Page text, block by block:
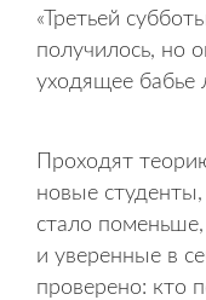
«Третьей
получилось, но
уходящее бабье
Проходят
новые
стало
и уверенные в
проверено: кто